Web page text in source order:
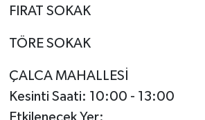
FIRAT SOKAK
TÖRE SOKAK
ÇALCA MAHALLESİ
Kesinti Saati: 10:00 - 13:00
Etkilenecek Yer: